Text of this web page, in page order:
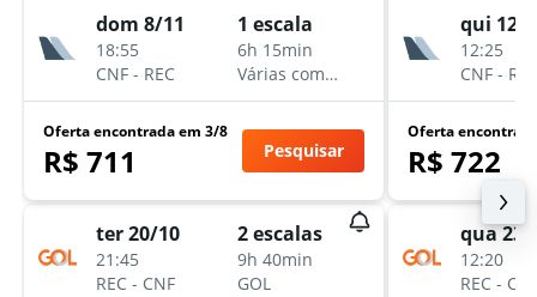
dom 8/11
18:55
CNF - REC
1 escala
6h 15min
Várias companhias aéreas
Oferta encontrada em 3/8
R$ 711 Pesquisar
ter 20/10
21:45
REC - CNF
2 escalas
9h 40min
GOL
qui 12/
12:25
CNF -
Oferta
R$ 722
qua 23/
12:20
REC -